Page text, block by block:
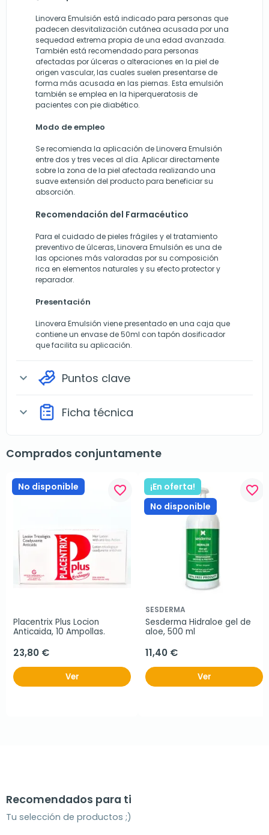
Linovera Emulsión está indicado para personas que
padecen desvitalización cutánea acusada por una
sequedad extrema propia de una edad avanzada.
También está recomendado para personas
afectadas por úlceras o alteraciones en la piel de
origen vascular, las cuales suelen presentarse de
forma más acusada en las piernas. Esta emulsión
también se emplea en la hiperqueratosis de
pacientes con pie diabético.
Modo de empleo
Se recomienda la aplicación deLinovera Emulsión
entre dos y tres veces al día. Aplicar directamente
sobre la zona de la piel afectada realizando una
suave extensión del producto para beneficiar su
absorción.
Recomendación del Farmacéutico
Para el cuidado de pieles frágiles y el tratamiento
preventivo de úlceras,Linovera Emulsión es una de
las opciones más valoradas por su composición
rica en elementos naturales y su efecto protector y
reparador.
Presentación
Linovera Emulsión viene presentado en una caja que
contiene un envase de 50ml con tapón dosificador
que facilita su aplicación.
expand_more Puntos clave
expand_more Ficha técnica
Comprados conjuntamente
No disponible favorite_border
Placentrix Plus Locion
Anticaida, 10 Ampollas.
23,80 €
Ver
¡En oferta!
No disponible
favorite_border
SESDERMA
Sesderma Hidraloe gel de
aloe, 500 ml
11,40 €
Ver
Recomendados para ti
Tu selección de productos ;)